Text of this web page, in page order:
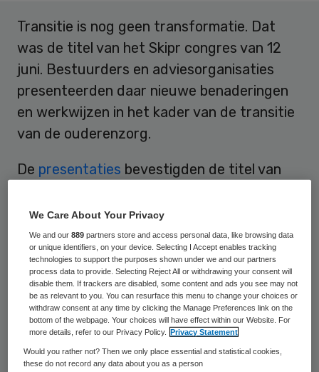
Transitie is nog geen transformatie. Dat
was de titel van het Skipr congres van 12
juni. Bestuurders en adviesorganisaties
presenteerden daar nieuwe benaderingen
en werkwijzen in het kader van de transitie
van de ouderenzorg.
De presentaties bevestigden de titel van
herpositioneren van het aanbod in de
nieuwe context. Maar is er wel een nieuwe
context? Lovende woorden waren er voor
Eelco Damendie de huishoudelijke zorg
vanuit een visie heeft gecontinueerd. Maar
is dat ook niet een dieptepunt dat een
bestuurder wordt geprezen omdat deze
een visie heeft? Doet Eelco Damen niet
We Care About Your Privacy
We and our889 partners store and access personal data, like browsing data
or unique identifiers, on your device. Selecting I Accept enables tracking
technologies to support the purposes shown under we and our partners
process data to provide. Selecting Reject All or withdrawing your consent will
disable them. If trackers are disabled, some content and ads you see may not
be as relevant to you. You can resurface this menu to change your choices or
withdraw consent at any time by clicking the Manage Preferences link on the
bottom of the webpage. Your choices will have effect within our Website. For
more details, refer to our Privacy Policy.
Privacy Statement
Would you rather not? Then we only place essential and statistical cookies,
these do not record any data about you as a person